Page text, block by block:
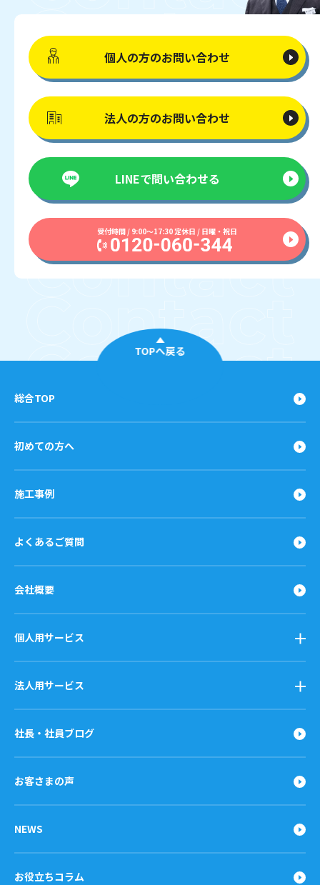
個人の方のお問い合わせ
法人の方のお問い合わせ
LINEで問い合わせる
受付時間 / 9:00〜17:30 定休日 / 日曜・祝日
TOPへ戻る
総合TOP
初めての方へ
施工事例
よくあるご質問
会社概要
個人用サービス
法人用サービス
社長・社員ブログ
お客さまの声
NEWS
お役立ちコラム